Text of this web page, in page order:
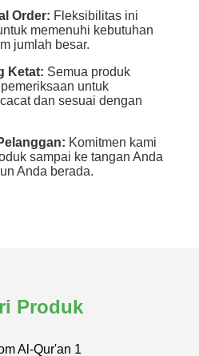
Order: Fleksibilitas ini
memenuhi kebutuhan
jumlah besar.
Ketat: Semua produk
untuk
dan sesuai dengan
Komitmen kami
sampai ke tangan Anda
Anda berada.
Produk